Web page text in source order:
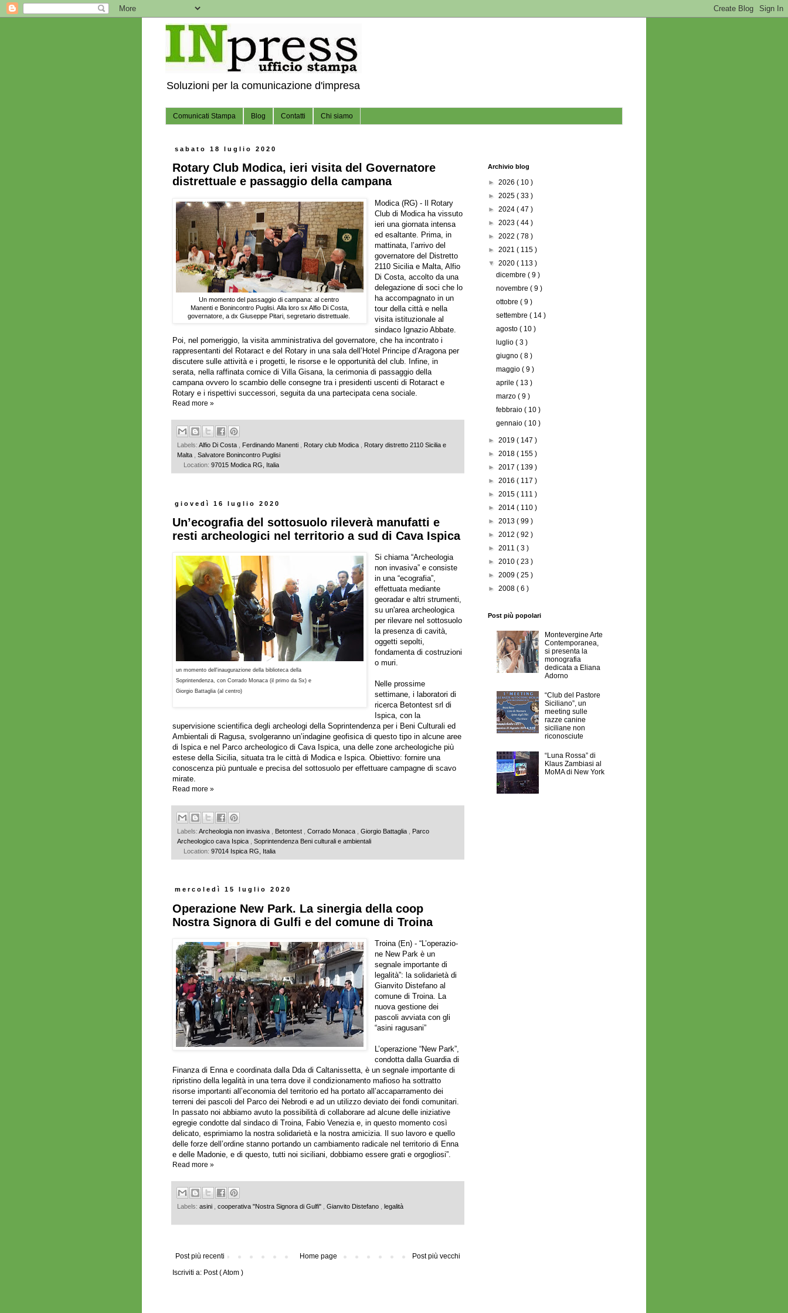
Soluzioni per la comunicazione d'impresa
Comunicati Stampa Blog Contatti Chi siamo
sabato 18 luglio 2020
Rotary Club Modica, ieri visita del Governatore
distrettuale e passaggio della campana
Un momento del passaggio di campana: al centro
Manenti e Bonincontro Puglisi. Alla loro sx Alfio Di Costa,
governatore, a dx Giuseppe Pitari, segretario distrettuale.
Modica (RG) - Il Rotary
Club di Modica ha vissuto
ieri una giornata intensa
ed esaltante. Prima, in
mattinata, l’arrivo del
governatore del Distretto
2110 Sicilia e Malta, Alfio
Di Costa, accolto da una
delegazione di soci che lo
ha accompagnato in un
tour della città e nella
visita istituzionale al
sindaco Ignazio Abbate.
Poi, nel pomeriggio, la visita amministrativa del governatore, che ha incontrato i
rappresentanti del Rotaract e del Rotary in una sala dell’Hotel Principe d’Aragona per
discutere sulle attività e i progetti, le risorse e le opportunità del club. Infine, in
serata, nella raffinata cornice di Villa Gisana, la cerimonia di passaggio della
campana ovvero lo scambio delle consegne tra i presidenti uscenti di Rotaract e
Rotary e i rispettivi successori, seguita da una partecipata cena sociale.
Read more »
Labels: Alfio Di Costa Ferdinando Manenti Rotary club Modica
Rotary distretto 2110 Sicilia e
Malta
Salvatore Bonincontro Puglisi
Location: 97015 Modica RG, Italia
giovedì 16 luglio 2020
Un’ecografia del sottosuolo rileverà manufatti e
resti archeologici nel territorio a sud di Cava Ispica
un momento dell'inaugurazione della biblioteca della
Soprintendenza, con Corrado Monaca (il primo da Sx) e
Giorgio Battaglia (al centro)
Si chiama “Archeologia
non invasiva” e consiste
in una “ecografia”,
effettuata mediante
georadar e altri strumenti,
su un'area archeologica
per rilevare nel sottosuolo
la presenza di cavità,
oggetti sepolti,
fondamenta di costruzioni
o muri.
Nelle prossime
settimane, i laboratori di
ricerca Betontest srl di
Ispica, con la
supervisione scientifica degli archeologi della Soprintendenza per i Beni Culturali ed
Ambientali di Ragusa, svolgeranno un’indagine geofisica di questo tipo in alcune aree
di Ispica e nel Parco archeologico di Cava Ispica, una delle zone archeologiche più
estese della Sicilia, situata tra le città di Modica e Ispica. Obiettivo: fornire una
conoscenza più puntuale e precisa del sottosuolo per effettuare campagne di scavo
mirate.
Read more »
Labels: Archeologia non invasiva Betontest Corrado Monaca Giorgio Battaglia
Parco
Archeologico cava Ispica
Soprintendenza Beni culturali e ambientali
Location: 97014 Ispica RG, Italia
mercoledì 15 luglio 2020
Operazione New Park. La sinergia della coop
Nostra Signora di Gulfi e del comune di Troina
Troina (En) - “L’operazio-
ne New Park è un
segnale importante di
legalità”: la solidarietà di
Gianvito Distefano al
comune di Troina. La
nuova gestione dei
pascoli avviata con gli
“asini ragusani”
L’operazione “New Park”,
condotta dalla Guardia di
Finanza di Enna e coordinata dalla Dda di Caltanissetta, è un segnale importante di
ripristino della legalità in una terra dove il condizionamento mafioso ha sottratto
risorse importanti all’economia del territorio ed ha portato all’accaparramento dei
terreni dei pascoli del Parco dei Nebrodi e ad un utilizzo deviato dei fondi comunitari.
In passato noi abbiamo avuto la possibilità di collaborare ad alcune delle iniziative
egregie condotte dal sindaco di Troina, Fabio Venezia e, in questo momento così
delicato, esprimiamo la nostra solidarietà e la nostra amicizia. Il suo lavoro e quello
delle forze dell’ordine stanno portando un cambiamento radicale nel territorio di Enna
e delle Madonie, e di questo, tutti noi siciliani, dobbiamo essere grati e orgogliosi”.
Read more »
Labels: asini cooperativa "Nostra Signora di Gulfi" Gianvito Distefano legalità
Post più recenti Post più vecchi
Home page
Iscriviti a: Post ( Atom )
Archivio blog
► 2026 ( 10 )
► 2025 ( 33 )
► 2024 ( 47 )
► 2023 ( 44 )
► 2022 ( 78 )
► 2021 ( 115 )
▼ 2020 ( 113 )
dicembre( 9 )
novembre( 9 )
ottobre( 9 )
settembre( 14 )
agosto( 10 )
luglio( 3 )
giugno( 8 )
maggio( 9 )
aprile( 13 )
marzo( 9 )
febbraio( 10 )
gennaio( 10 )
► 2019 ( 147 )
► 2018 ( 155 )
► 2017 ( 139 )
► 2016 ( 117 )
► 2015 ( 111 )
► 2014 ( 110 )
► 2013 ( 99 )
► 2012 ( 92 )
► 2011 ( 3 )
► 2010 ( 23 )
► 2009 ( 25 )
► 2008 ( 6 )
Post più popolari
Montevergine Arte
Contemporanea,
si presenta la
monografia
dedicata a Eliana
Adorno
“Club del Pastore
Siciliano”, un
meeting sulle
razze canine
siciliane non
riconosciute
“Luna Rossa” di
Klaus Zambiasi al
MoMA di New York